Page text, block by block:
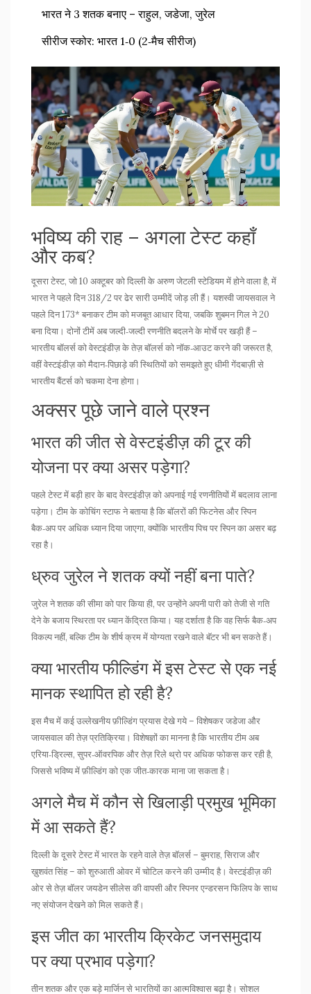
भारत ने 3 शतक बनाए – राहुल, जडेजा, जुरेल
सीरीज स्कोर: भारत 1‑0 (2‑मैच सीरीज)
भविष्य की राह – अगला टेस्ट कहाँ
और कब?
दूसरा टेस्ट, जो 10 अक्टूबर को दिल्ली के अरुण जेटली स्टेडियम में होने वाला है, में
भारत ने पहले दिन 318/2 पर ढेर सारी उम्मीदें जोड़ ली हैं। यशस्वी जायसवाल ने
पहले दिन 173* बनाकर टीम को मजबूत आधार दिया, जबकि शुबमन गिल ने 20
बना दिया। दोनों टीमें अब जल्दी‑जल्दी रणनीति बदलने के मोर्चे पर खड़ी हैं –
भारतीय बॉलर्स को वेस्टइंडीज़ के तेज़ बॉलर्स को नॉक‑आउट करने की जरूरत है,
वहीं वेस्टइंडीज़ को मैदान‑पिछाड़े की स्थितियों को समझते हुए धीमी गेंदबाज़ी से
भारतीय बैंटर्स को चकमा देना होगा।
अक्सर पूछे जाने वाले प्रश्न
भारत की जीत से वेस्टइंडीज़ की टूर की
योजना पर क्या असर पड़ेगा?
पहले टेस्ट में बड़ी हार के बाद वेस्टइंडीज़ को अपनाई गई रणनीतियों में बदलाव लाना
पड़ेगा। टीम के कोचिंग स्टाफ ने बताया है कि बॉलरों की फिटनेस और स्पिन
बैक‑अप पर अधिक ध्यान दिया जाएगा, क्योंकि भारतीय पिच पर स्पिन का असर बढ़
रहा है।
ध्रुव जुरेल ने शतक क्यों नहीं बना पाते?
जुरेल ने शतक की सीमा को पार किया ही, पर उन्होंने अपनी पारी को तेजी से गति
देने के बजाय स्थिरता पर ध्यान केंद्रित किया। यह दर्शाता है कि वह सिर्फ बैक‑अप
विकल्प नहीं, बल्कि टीम के शीर्ष क्रम में योग्यता रखने वाले बॅटर भी बन सकते हैं।
क्या भारतीय फील्डिंग में इस टेस्ट से एक नई
मानक स्थापित हो रही है?
इस मैच में कई उल्लेखनीय फ़ील्डिंग प्रयास देखे गये – विशेषकर जडेजा और
जायसवाल की तेज़ प्रतिक्रिया। विशेषज्ञों का मानना है कि भारतीय टीम अब
एरिया‑ड्रिल्स, सुपर‑ऑवरपिक और तेज़ रिले थ्रो पर अधिक फोकस कर रही है,
जिससे भविष्य में फ़ील्डिंग को एक जीत‑कारक माना जा सकता है।
अगले मैच में कौन से खिलाड़ी प्रमुख भूमिका
में आ सकते हैं?
दिल्ली के दूसरे टेस्ट में भारत के रहने वाले तेज़ बॉलर्स – बुमराह, सिराज और
ख़ुशवंत सिंह – को शुरुआती ओवर में चोटिल करने की उम्मीद है। वेस्टइंडीज़ की
ओर से तेज़ बॉलर जयडेन सीलेस की वापसी और स्पिनर एन्डरसन फिलिप के साथ
नए संयोजन देखने को मिल सकते हैं।
इस जीत का भारतीय क्रिकेट जनसमुदाय
पर क्या प्रभाव पड़ेगा?
तीन शतक और एक बड़े मार्जिन से भारतियों का आत्मविश्वास बढ़ा है। सोशल